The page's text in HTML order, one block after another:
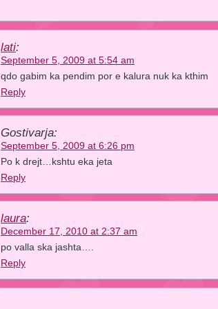
lati:
September 5, 2009 at 5:54 am
qdo gabim ka pendim por e kalura nuk ka kthim
Reply
Gostivarja:
September 5, 2009 at 6:26 pm
Po k drejt…kshtu eka jeta
Reply
laura:
December 17, 2010 at 2:37 am
po valla ska jashta….
Reply